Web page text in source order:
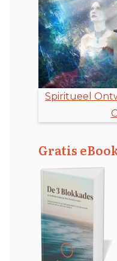
Spiritueel
Gratis